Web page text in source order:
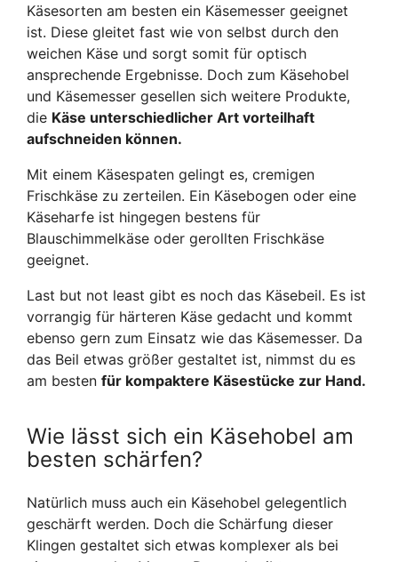
Käsesorten am besten ein Käsemesser geeignet
ist. Diese gleitet fast wie von selbst durch den
weichen Käse und sorgt somit für optisch
ansprechende Ergebnisse. Doch zum Käsehobel
und Käsemesser gesellen sich weitere Produkte,
die Käse unterschiedlicher Art vorteilhaft
aufschneiden können.
Mit einem Käsespaten gelingt es, cremigen
Frischkäse zu zerteilen. Ein Käsebogen oder eine
Käseharfe ist hingegen bestens für
Blauschimmelkäse oder gerollten Frischkäse
geeignet.
Last but not least gibt es noch das Käsebeil. Es ist
vorrangig für härteren Käse gedacht und kommt
ebenso gern zum Einsatz wie das Käsemesser. Da
das Beil etwas größer gestaltet ist, nimmst du es
am besten für kompaktere Käsestücke zur Hand.
Wie lässt sich ein Käsehobel am
besten schärfen?
Natürlich muss auch ein Käsehobel gelegentlich
geschärft werden. Doch die Schärfung dieser
Klingen gestaltet sich etwas komplexer als bei